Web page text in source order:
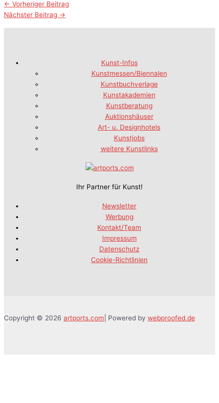
← Vorheriger Beitrag
Nächster Beitrag →
Kunst-Infos
Kunstmessen/Biennalen
Kunstbuchverlage
Kunstakademien
Kunstberatung
Auktionshäuser
Art- u. Designhotels
Kunstjobs
weitere Kunstlinks
Ihr Partner für Kunst!
Newsletter
Werbung
Kontakt/Team
Impressum
Datenschutz
Cookie-Richtlinien
Copyright © 2026 artports.com | Powered by webproofed.de